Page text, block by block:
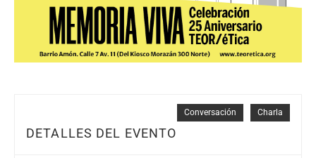
Charla
Conversación
DETALLES DEL EVENTO